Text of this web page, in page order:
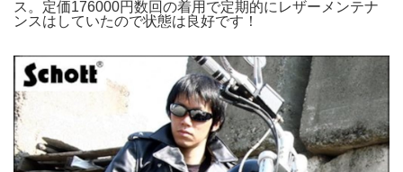
ス。定価176000円数回の着用で定期的にレザーメンテナ
ンスはしていたので状態は良好です！